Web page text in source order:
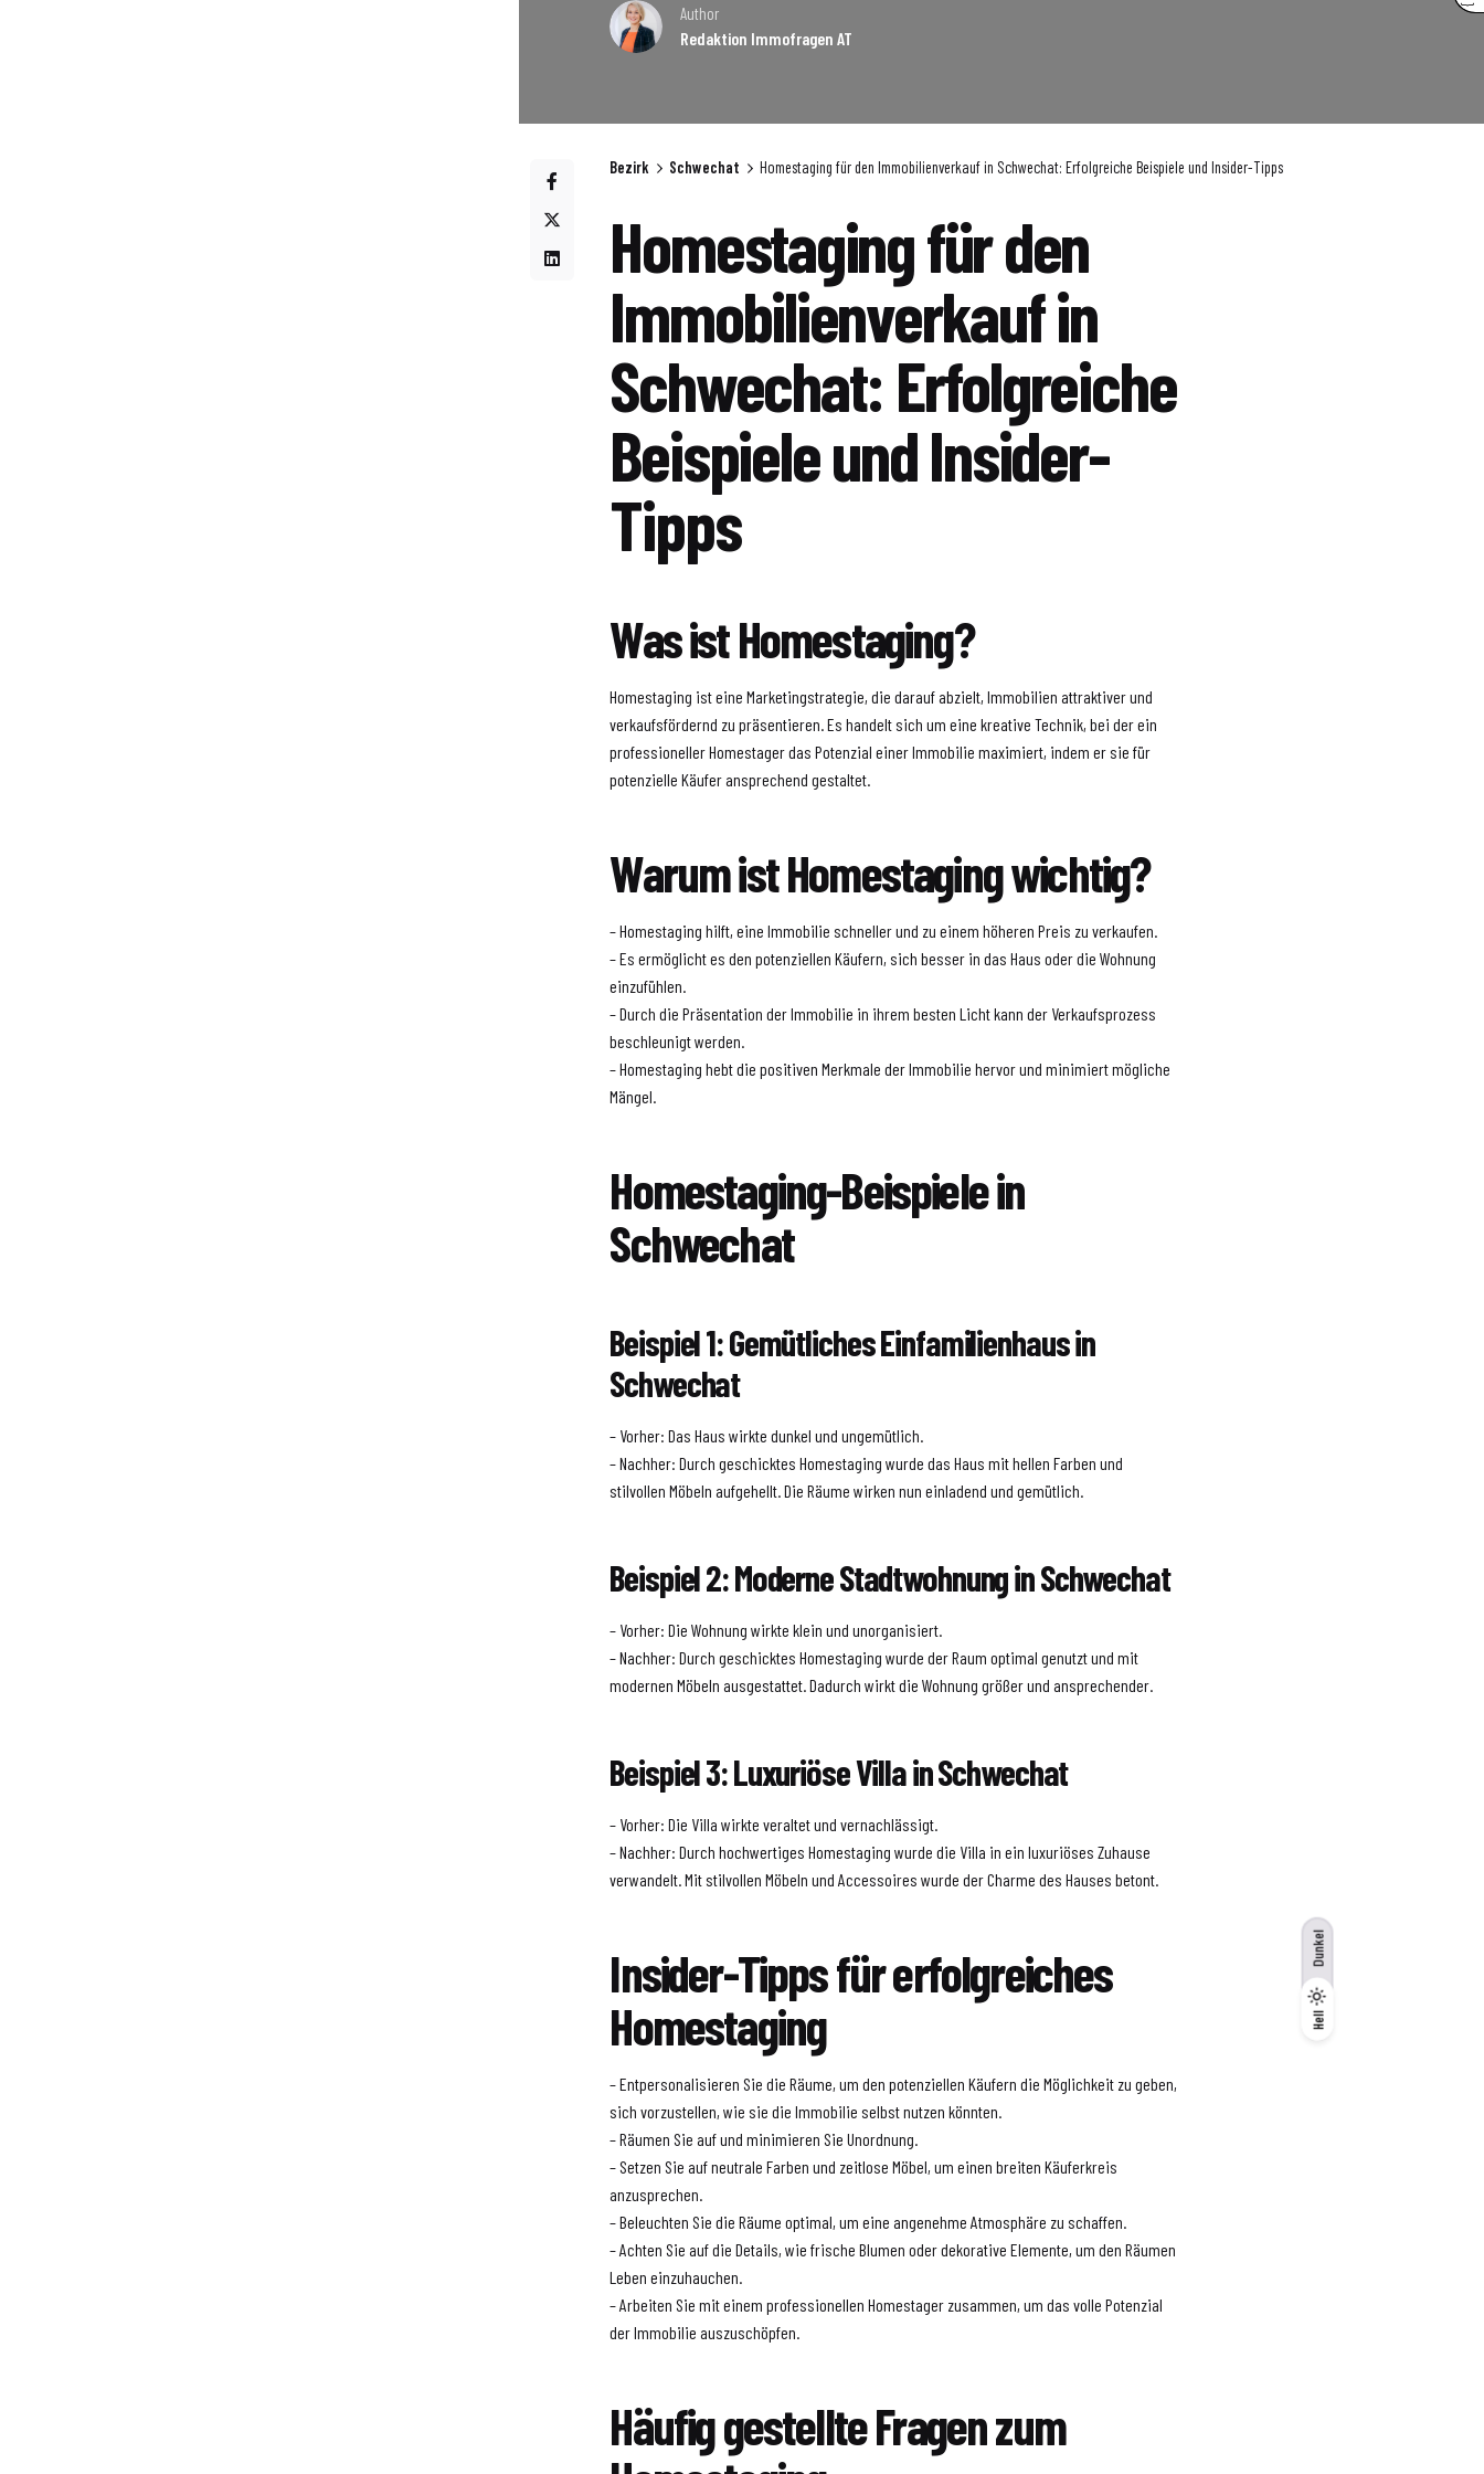
Hell
Dunkel
Hell
Dunkel
Author
Redaktion Immofragen AT
Bezirk Schwechat Homestaging für den Immobilienverkauf in Schwechat: Erfolgreiche Beispiele und Insider-Tipps
Homestaging für den
Immobilienverkauf in
Schwechat: Erfolgreiche
Beispiele und Insider-
Tipps
Was ist Homestaging?
Homestaging ist eine Marketingstrategie, die darauf abzielt, Immobilien attraktiver und
verkaufsfördernd zu präsentieren. Es handelt sich um eine kreative Technik, bei der ein
professioneller Homestager das Potenzial einer Immobilie maximiert, indem er sie für
potenzielle Käufer ansprechend gestaltet.
Warum ist Homestaging wichtig?
– Homestaging hilft, eine Immobilie schneller und zu einem höheren Preis zu verkaufen.
– Es ermöglicht es den potenziellen Käufern, sich besser in das Haus oder die Wohnung
einzufühlen.
– Durch die Präsentation der Immobilie in ihrem besten Licht kann der Verkaufsprozess
beschleunigt werden.
– Homestaging hebt die positiven Merkmale der Immobilie hervor und minimiert mögliche
Mängel.
Homestaging-Beispiele in
Schwechat
Beispiel 1: Gemütliches Einfamilienhaus in
Schwechat
– Vorher: Das Haus wirkte dunkel und ungemütlich.
– Nachher: Durch geschicktes Homestaging wurde das Haus mit hellen Farben und
stilvollen Möbeln aufgehellt. Die Räume wirken nun einladend und gemütlich.
Beispiel 2: Moderne Stadtwohnung in Schwechat
– Vorher: Die Wohnung wirkte klein und unorganisiert.
– Nachher: Durch geschicktes Homestaging wurde der Raum optimal genutzt und mit
modernen Möbeln ausgestattet. Dadurch wirkt die Wohnung größer und ansprechender.
Beispiel 3: Luxuriöse Villa in Schwechat
– Vorher: Die Villa wirkte veraltet und vernachlässigt.
– Nachher: Durch hochwertiges Homestaging wurde die Villa in ein luxuriöses Zuhause
verwandelt. Mit stilvollen Möbeln und Accessoires wurde der Charme des Hauses betont.
Insider-Tipps für erfolgreiches
Homestaging
– Entpersonalisieren Sie die Räume, um den potenziellen Käufern die Möglichkeit zu geben,
sich vorzustellen, wie sie die Immobilie selbst nutzen könnten.
– Räumen Sie auf und minimieren Sie Unordnung.
– Setzen Sie auf neutrale Farben und zeitlose Möbel, um einen breiten Käuferkreis
anzusprechen.
– Beleuchten Sie die Räume optimal, um eine angenehme Atmosphäre zu schaffen.
– Achten Sie auf die Details, wie frische Blumen oder dekorative Elemente, um den Räumen
Leben einzuhauchen.
– Arbeiten Sie mit einem professionellen Homestager zusammen, um das volle Potenzial
der Immobilie auszuschöpfen.
Häufig gestellte Fragen zum